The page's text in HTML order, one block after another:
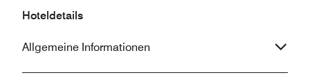
Hoteldetails
Allgemeine Informationen